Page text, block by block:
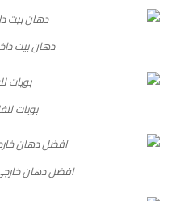
دهان بيت
بويات
افضل دهان